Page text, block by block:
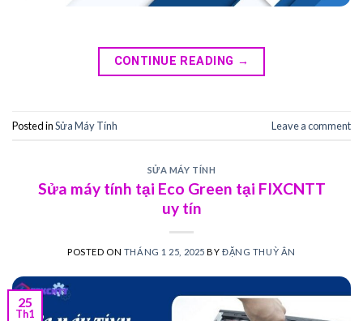
CONTINUE READING →
Posted inSửa Máy Tính Leave a comment
SỬA MÁY TÍNH
Sửa máy tính tại Eco Green tại FIXCNTT
uy tín
POSTED ON THÁNG 1 25, 2025 BYĐẶNG THUỲ ÂN
25
Th1